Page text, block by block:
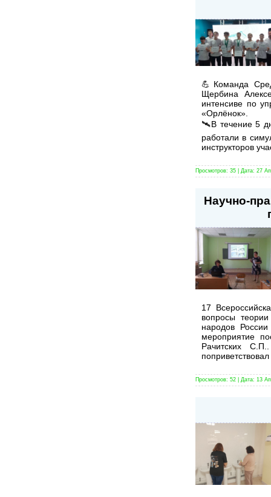
💪Команда
Щербина
интенсиве по
«Орлёнок».
🛰В течение 5
работали в
инструкторов
Просмотров: 35 Дата: 27
Научно-
17
вопросы
народов
мероприятие
Рачитских
Просмотров: 52 Дата: 13